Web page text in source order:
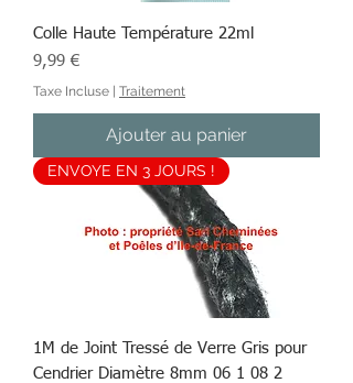
Colle Haute Température 22ml
Prix
9,99 €
Taxe Incluse | Traitement
Ajouter au panier
ENVOYE EN 3 JOURS !
1M de Joint Tressé de Verre Gris pour
Cendrier Diamètre 8mm 06 1 08 2